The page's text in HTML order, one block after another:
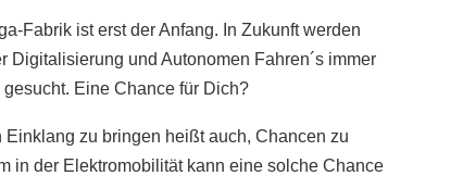
Fabrik ist erst der Anfang. In Zukunft werden
Digitalisierung und Autonomen Fahren´s immer
gesucht. Eine Chance für Dich?
Einklang zu bringen heißt auch, Chancen zu
in der Elektromobilität kann eine solche Chance